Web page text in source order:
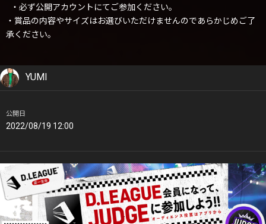
・必ず公開アカウントにてご参加ください。
・賞品の内容やサイズはお選びいただけませんのであらかじめご了
承ください。
YUMI
公開日
2022/08/19 12:00